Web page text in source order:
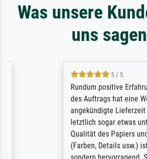
Was unsere
uns sagen
5 / 5
Rundum positive Erfahrung. Die
des Auftrags hat eine Weile
angekündigte Lieferzeit wurde
letztlich sogar etwas
Qualität des Papiers und des
(Farben, Details usw.) ist nicht
sondern hervorragend. Selbst